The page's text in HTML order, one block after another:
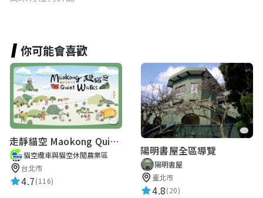
你可能會喜歡
走靜貓空 Maokong Quiet Walks
貓空纜車與貓空休閒農業區
台北市
4.7(116)
陽明書屋全區導覽
陽明書屋
臺北市
4.8(20)